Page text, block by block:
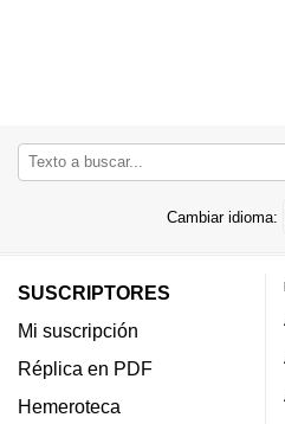
Cambiar idioma:
SUSCRIPTORES
Mi suscripción
Réplica en PDF
Hemeroteca